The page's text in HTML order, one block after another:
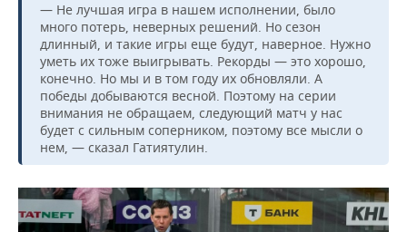
— Не лучшая игра в нашем исполнении, было
много потерь, неверных решений. Но сезон
длинный, и такие игры еще будут, наверное. Нужно
уметь их тоже выигрывать. Рекорды — это хорошо,
конечно. Но мы и в том году их обновляли. А
победы добываются весной. Поэтому на серии
внимания не обращаем, следующий матч у нас
будет с сильным соперником, поэтому все мысли о
нем, — сказал Гатиятулин.